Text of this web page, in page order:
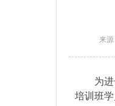
来
为
培训班